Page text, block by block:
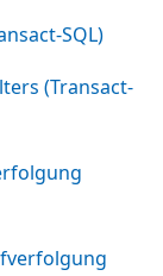
SQL)
(Transact-